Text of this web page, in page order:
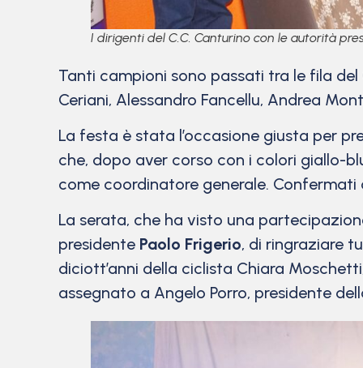
I dirigenti del C.C. Canturino con le autorità
Tanti campioni sono passati tra le fila
Ceriani, Alessandro Fancellu, Andrea
La festa è stata l’occasione giusta per
che, dopo aver corso con i colori giallo-
come coordinatore generale.
La serata, che ha visto una
presidente Paolo Frigerio, di ringraziare
diciott’anni della ciclista Chiara
assegnato a Angelo Porro, presidente